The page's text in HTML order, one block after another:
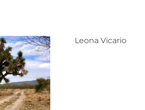
Leona Vicario